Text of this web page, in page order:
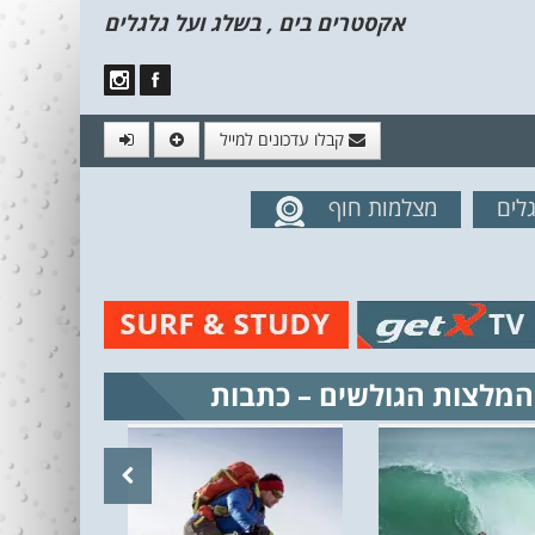
אקסטרים בים , בשלג ועל גלגלים
קבלו עדכונים למייל
מהאתרמצלמות חוף
המלצות הגולשים – כתבות